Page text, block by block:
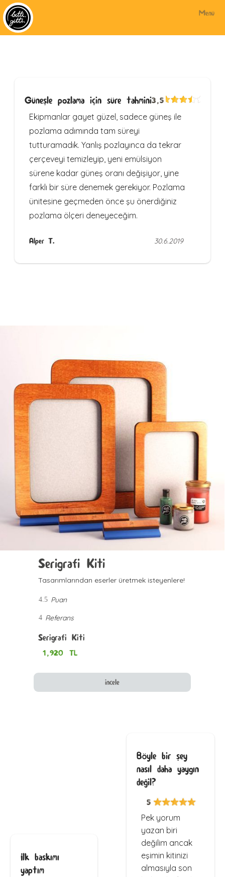
Menü
Güneşle pozlama için süre tahmini3,5
Ekipmanlar gayet güzel, sadece güneş ile
pozlama adımında tam süreyi
tutturamadık. Yanlış pozlayınca da tekrar
çerçeveyi temizleyip, yeni emülsiyon
sürene kadar güneş oranı değişiyor, yine
farklı bir süre denemek gerekiyor. Pozlama
ünitesine geçmeden önce şu önerdiğiniz
pozlama ölçeri deneyeceğim.
Alper T. 30.6.2019
Serigrafi Kiti
Tasarımlarından eserler üretmek isteyenlere!
4.5 Puan
4 Referans
Serigrafi Kiti
1,920 TL
incele
İlk baskımı
yaptım
Böyle bir şey
nasıl daha yaygın
değil?
5
Pek yorum
yazan biri
değilim ancak
eşimin kitinizi
almasıyla son